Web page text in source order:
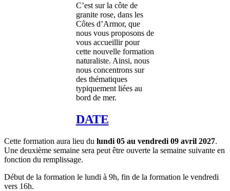
C’est sur la côte de
granite rose, dans les
Côtes d’Armor, que
nous vous proposons de
vous accueillir pour
cette nouvelle formation
naturaliste. Ainsi, nous
nous concentrons sur
des thématiques
typiquement liées au
bord de mer.
DATE
Cette formation aura lieu du lundi 05 au vendredi 09 avril 2027.
Une deuxième semaine sera peut être ouverte la semaine suivante en
fonction du remplissage.
Début de la formation le lundi à 9h, fin de la formation le vendredi
vers 16h.